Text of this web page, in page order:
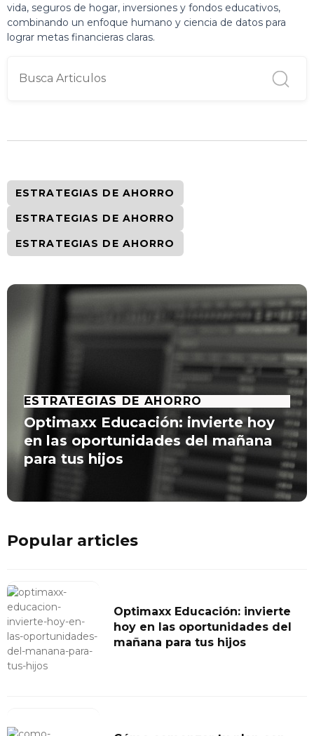
vida, seguros de hogar, inversiones y fondos educativos,
combinando un enfoque humano y ciencia de datos para
lograr metas financieras claras.
ESTRATEGIAS DE AHORRO
ESTRATEGIAS DE AHORRO
ESTRATEGIAS DE AHORRO
ESTRATEGIAS DE AHORRO
Optimaxx Educación: invierte hoy
en las oportunidades del mañana
para tus hijos
Popular articles
Optimaxx Educación: invierte
hoy en las oportunidades del
mañana para tus hijos